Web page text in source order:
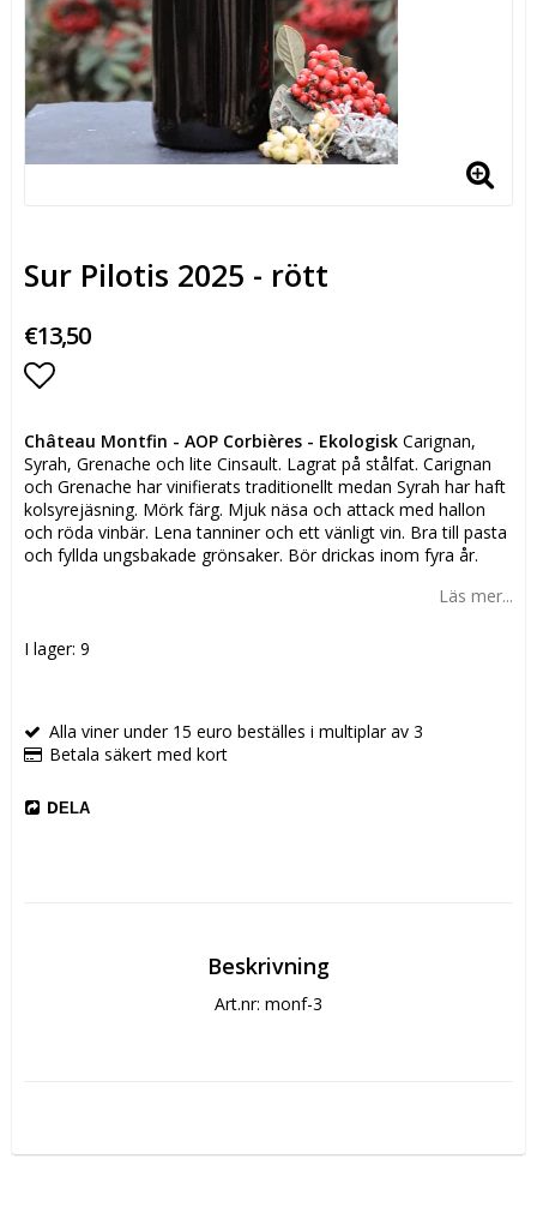
Sur Pilotis 2025 - rött
€13,50
Château Montfin - AOP Corbières - Ekologisk Carignan,
Syrah, Grenache och lite Cinsault. Lagrat på stålfat. Carignan
och Grenache har vinifierats traditionellt medan Syrah har haft
kolsyrejäsning. Mörk färg. Mjuk näsa och attack med hallon
och röda vinbär. Lena tanniner och ett vänligt vin. Bra till pasta
och fyllda ungsbakade grönsaker. Bör drickas inom fyra år.
Läs mer...
I lager: 9
Alla viner under 15 euro beställes i multiplar av 3
Betala säkert med kort
DELA
Beskrivning
Art.nr: monf-3